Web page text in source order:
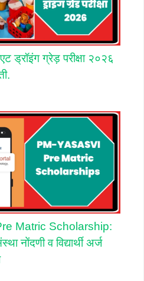
ड्रॉइंग ग्रेड़ परीक्षा २०२६
Matric Scholarship:
नोंदणी व विद्यार्थी अर्ज